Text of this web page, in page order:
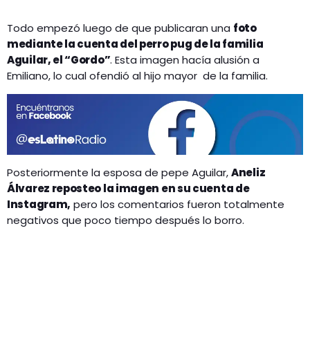
Todo empezó luego de que publicaran una foto
mediante la cuenta del perro pug de la familia
Aguilar, el “Gordo”. Esta imagen hacía alusión a
Emiliano, lo cual ofendió al hijo mayor de la familia.
Posteriormente la esposa de pepe Aguilar,Aneliz
Álvarez reposteo la imagen en su cuenta de
Instagram, pero los comentarios fueron totalmente
negativos que poco tiempo después lo borro.